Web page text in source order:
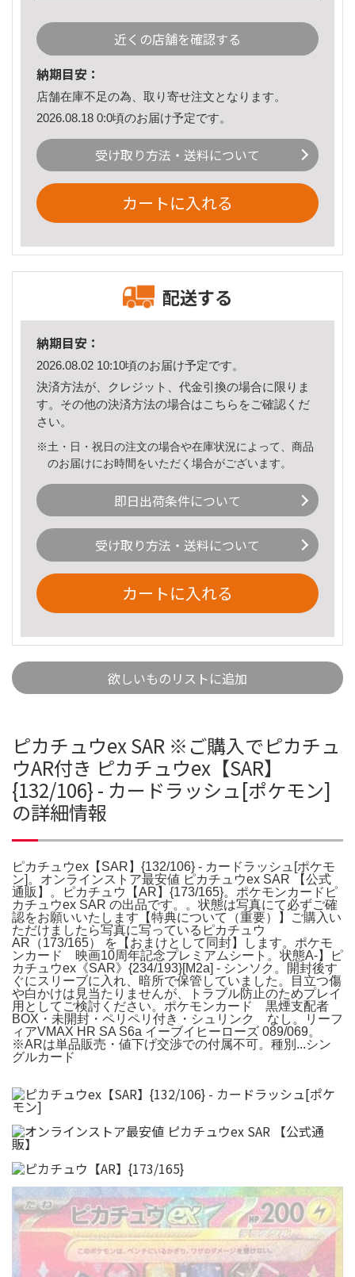
近くの店舗を確認する
納期目安：
店舗在庫不足の為、取り寄せ注文となります。
2026.08.18 0:0頃のお届け予定です。
受け取り方法・送料について
カートに入れる
配送する
納期目安：
2026.08.02 10:10頃のお届け予定です。
決済方法が、クレジット、代金引換の場合に限りま
す。その他の決済方法の場合はこちら をご確認くだ
さい。
※土・日・祝日の注文の場合や在庫状況によって、商品
のお届けにお時間をいただく場合がございます。
即日出荷条件について
受け取り方法・送料について
カートに入れる
欲しいものリストに追加
ピカチュウex SAR ※ご購入でピカチュ
ウAR付き ピカチュウex【SAR】
{132/106} - カードラッシュ[ポケモン]
の詳細情報
ピカチュウex【SAR】{132/106} - カードラッシュ[ポケモ
ン]。オンラインストア最安値 ピカチュウex SAR 【公式
通販】。ピカチュウ【AR】{173/165}。ポケモンカードピ
カチュウex SAR の出品です。。状態は写真にて必ずご確
認をお願いいたします【特典について（重要）】ご購入い
ただけましたら写真に写っているピカチュウ
AR（173/165） を【おまけとして同封】します。ポケモ
ンカード 映画10周年記念プレミアムシート。状態A-】ピ
カチュウex《SAR》{234/193}[M2a] - シンソク。開封後す
ぐにスリーブに入れ、暗所で保管していました。目立つ傷
や白かけは見当たりませんが、トラブル防止のためプレイ
用としてご検討ください。ポケモンカード 黒煙支配者
BOX・未開封・ペリペリ付き・シュリンク なし。リーフ
ィアVMAX HR SA S6a イーブイヒーローズ 089/069。
※ARは単品販売・値下げ交渉での付属不可。種別...シン
グルカード